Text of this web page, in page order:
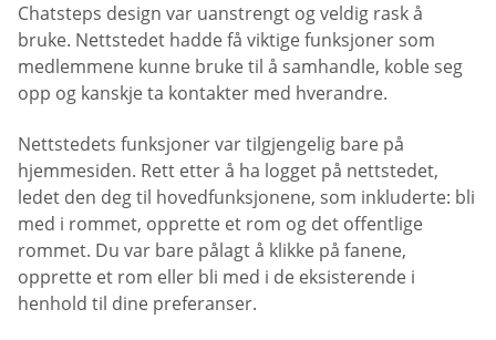
Chatsteps design var uanstrengt og veldig rask å
bruke. Nettstedet hadde få viktige funksjoner som
medlemmene kunne bruke til å samhandle, koble seg
opp og kanskje ta kontakter med hverandre.
Nettstedets funksjoner var tilgjengelig bare på
hjemmesiden. Rett etter å ha logget på nettstedet,
ledet den deg til hovedfunksjonene, som inkluderte: bli
med i rommet, opprette et rom og det offentlige
rommet. Du var bare pålagt å klikke på fanene,
opprette et rom eller bli med i de eksisterende i
henhold til dine preferanser.